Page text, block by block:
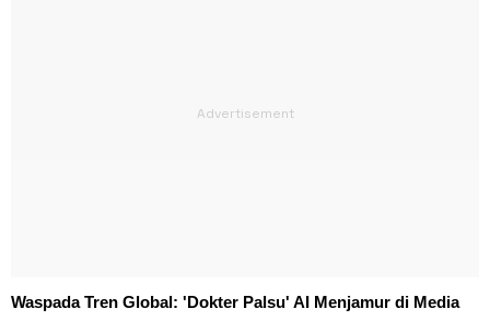
Waspada Tren Global: 'Dokter Palsu' AI Menjamur di Media